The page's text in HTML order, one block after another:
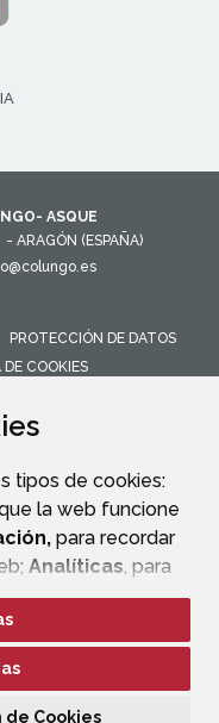
tipos de cookies:
la web funcione
para recordar
Analíticas, para
y sus servicios.
todas”
Si pulsa el botón
de Cookies
ASQUE
- ARAGÓN (ESPAÑA)
PROTECCIÓN DE DATOS
COOKIES